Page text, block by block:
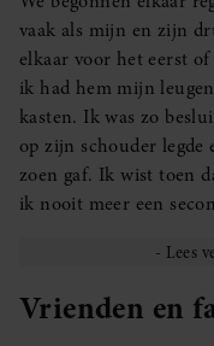
vaak als mijn en zijn
elkaar voor het eerst
ik had hem mijn
kasten. Ik was zo
op zijn schouder
zoen gaf. Ik wist toen
ik nooit meer een
Vrienden en